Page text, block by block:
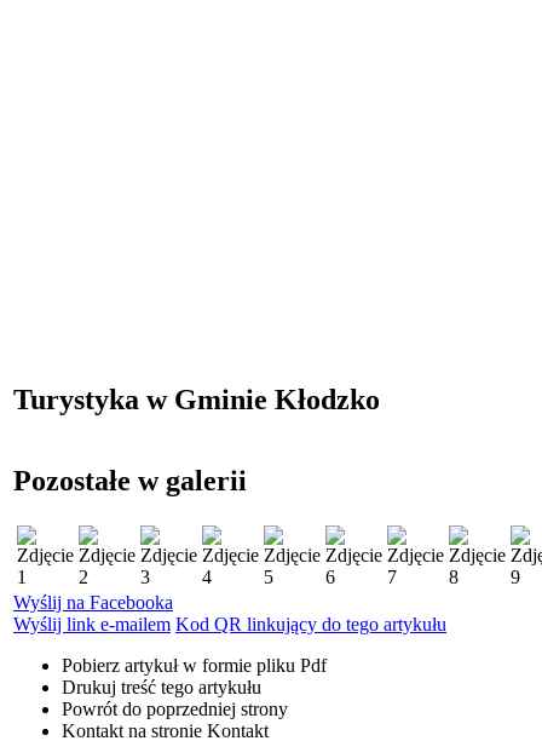
Turystyka w Gminie Kłodzko
Pozostałe w galerii
Wyślij na Facebooka
Wyślij link e-mailem Kod QR linkujący do tego artykułu
Pobierz artykuł w formie pliku Pdf
Drukuj treść tego artykułu
Powrót do poprzedniej strony
Kontakt na stronie Kontakt